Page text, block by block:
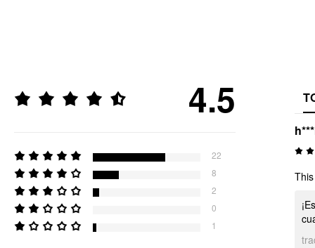
4.5
22
8
2
0
1